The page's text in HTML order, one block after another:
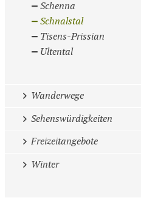
Schenna
Schnalstal
Tisens-Prissian
Ultental
Wanderwege
Sehenswürdigkeiten
Freizeitangebote
Winter